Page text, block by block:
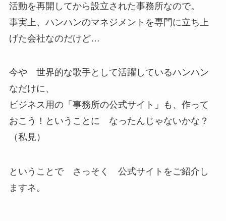
活動を再開してから設立された事務所なので。
事実上、ハンハンのマネジメントを専門に立ち上
げた会社なのだけど…
今や 世界的な歌手として活躍しているハンハン
なだけに、
ビジネス用の「事務所の公式サイト」も、作って
おこう！ということに なったんじゃないかな？
（私見）
ということで さっそく 公式サイトをご紹介し
ますネ。